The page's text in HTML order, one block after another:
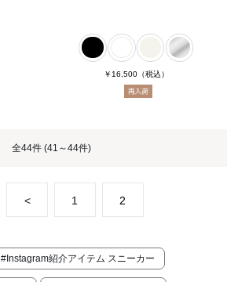
￥16,500（税込）
全44件(41～44件)
< 1 2
#Instagram紹介アイテム スニーカー